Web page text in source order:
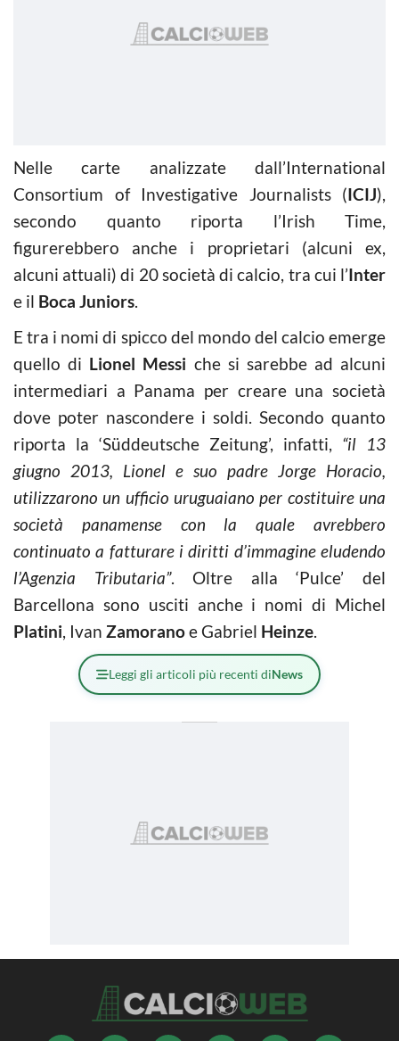
Nelle carte analizzate dall’International
Consortium of Investigative Journalists (ICIJ),
secondo quanto riporta l’Irish Time,
figurerebbero anche i proprietari (alcuni ex,
alcuni attuali) di 20 società di calcio, tra cui l’Inter
e il Boca Juniors.
E tra i nomi di spicco del mondo del calcio emerge
quello di Lionel Messi che si sarebbe ad alcuni
intermediari a Panama per creare una società
dove poter nascondere i soldi. Secondo quanto
riporta la ‘Süddeutsche Zeitung’, infatti, “il 13
giugno 2013, Lionel e suo padre Jorge Horacio,
utilizzarono un ufficio uruguaiano per costituire una
società panamense con la quale avrebbero
continuato a fatturare i diritti d’immagine eludendo
l’Agenzia Tributaria”. Oltre alla ‘Pulce’ del
Barcellona sono usciti anche i nomi di Michel
Platini, Ivan Zamoranoe Gabriel Heinze.
Leggi gli articoli più recenti diNews